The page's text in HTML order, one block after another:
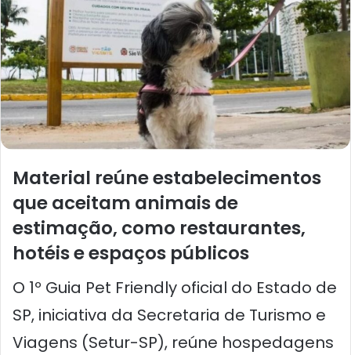
Material reúne estabelecimentos
que aceitam animais de
estimação, como restaurantes,
hotéis e espaços públicos
O 1º Guia Pet Friendly oficial do Estado de
SP, iniciativa da Secretaria de Turismo e
Viagens (Setur-SP), reúne hospedagens